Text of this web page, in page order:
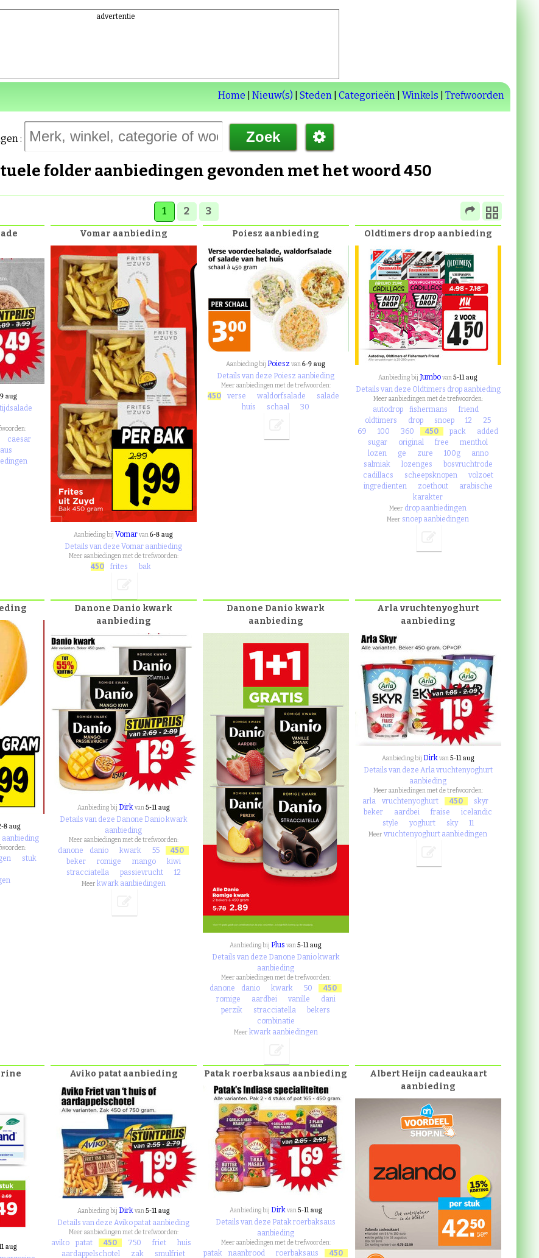
advertentie
Home Nieuw(s) Steden| Categorieën| Winkels Trefwoorden
:
folder aanbiedingen gevonden met het woord450
1 2 3
aug
caesar
Vomar aanbieding
Aanbieding bij Vomarvan6-8 aug
Details van deze Vomar aanbieding
Meer aanbiedingen met de trefwoorden:
450 frites bak
Poiesz aanbieding
Aanbieding bij Poiesz van6-9 aug
Details van deze Poiesz aanbieding
Meer aanbiedingen met de trefwoorden:
450 verse waldorfsalade
salade
huis
schaal 30
Oldtimers drop aanbieding
Aanbieding bij Jumbovan5-11 aug
Details van deze Oldtimers drop aanbieding
Meer aanbiedingen met de trefwoorden:
autodrop fishermans
friend
oldtimers
drop snoep 12
25
69
100 360 450 pack
added
sugar
original free
menthol
lozen
ge zure 100g
anno
salmiak
lozenges
bosvruchtrode
cadillacs
scheepsknopen
volzoet
ingredienten
zoethout
arabische
karakter
Meer drop aanbiedingen
Meer snoep aanbiedingen
8 aug
aanbieding
stuk
Danone Danio kwark
aanbieding
Aanbieding bij Dirkvan5-11 aug
Details van deze Danone Danio kwark
aanbieding
Meer aanbiedingen met de trefwoorden:
danone danio kwark 55
450
beker
romige mango
kiwi
stracciatella
passievrucht 12
Meer kwark aanbiedingen
Danone Danio kwark
aanbieding
Aanbieding bij Plus van5-11 aug
Details van deze Danone Danio kwark
aanbieding
Meer aanbiedingen met de trefwoorden:
danone danio kwark 50
450
romige
aardbei vanille
dani
perzik
stracciatella
bekers
combinatie
Meer kwark aanbiedingen
Arla vruchtenyoghurt
aanbieding
Aanbieding bij Dirkvan5-11 aug
Details van deze Arla vruchtenyoghurt
aanbieding
Meer aanbiedingen met de trefwoorden:
arla vruchtenyoghurt 450
skyr
beker
aardbei fraise
icelandic
style
yoghurt sky 11
Meervruchtenyoghurt aanbiedingen
aug
Aviko patat aanbieding
Aanbieding bij Dirkvan5-11 aug
Details van deze Aviko patat aanbieding
Meer aanbiedingen met de trefwoorden:
aviko patat 450 750 friet
huis
aardappelschotel
zak smulfriet
Patak roerbaksaus aanbieding
Aanbieding bij Dirkvan5-11 aug
Details van deze Patak roerbaksaus
aanbieding
Meer aanbiedingen met de trefwoorden:
patak naanbrood roerbaksaus
450
Albert Heijn cadeaukaart
aanbieding